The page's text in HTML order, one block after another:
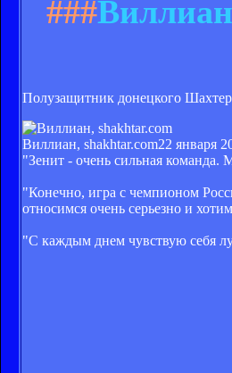
###
Полузащитник донецкого
Виллиан, shakhtar.com22 января
"Зенит - очень сильная команда.
"Конечно, игра с чемпионом
относимся очень серьезно и
"С каждым днем чувствую себя